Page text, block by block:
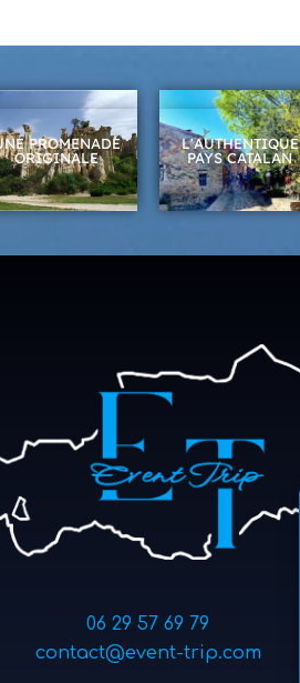
PROMENADE
ORIGINALE
L'AUTHENTIQUE
PAYS CATALAN
06 29 57 69 79
contact@event-trip.com